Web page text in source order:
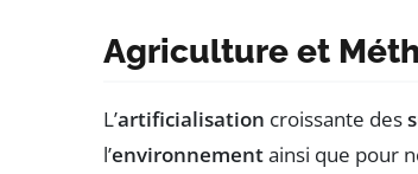
Agriculture et
L’artificialisation croissante des
l’environnementainsi que pour